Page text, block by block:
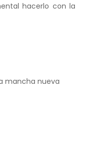
hacerlo con la
mancha nueva